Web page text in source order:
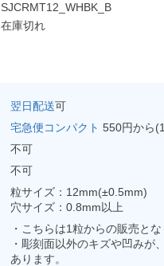
SJCRMT12_WHBK_B
在庫切れ
翌日配送可
宅急便コンパクト 550円から
不可
不可
粒サイズ：12mm(±0.5mm)
穴サイズ：0.8mm以上
・こちらは1粒からの販売とな
・彫刻面以外のキズや凹みが
あります。